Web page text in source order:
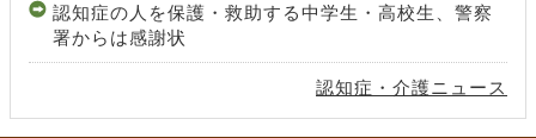
認知症の人を保護・救助する中学生・高校生、警察
署からは感謝状
認知症・介護ニュース